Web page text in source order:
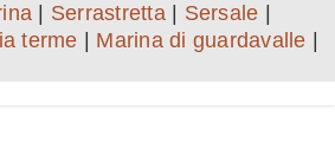
Serrastretta| Sersale
terme
Marina di guardavalle